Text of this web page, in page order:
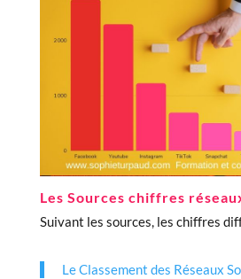
Les Sources chiffres
Suivant les sources, les chiffres
Le Classement des Réseaux